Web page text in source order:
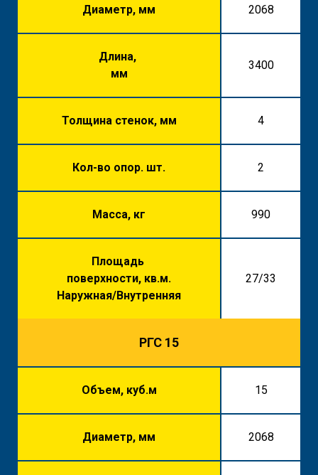
Диаметр, мм 2068
Длина,
мм
3400
Толщина стенок, мм 4
Кол-во опор. шт. 2
Масса, кг 990
Площадь
поверхности, кв.м.
Наружная/Внутренняя
27/33
РГС 15
Объем, куб.м 15
Диаметр, мм 2068